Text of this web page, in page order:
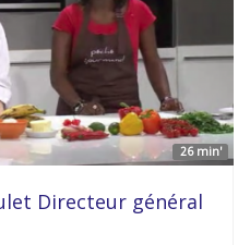
26 min'
Directeur général